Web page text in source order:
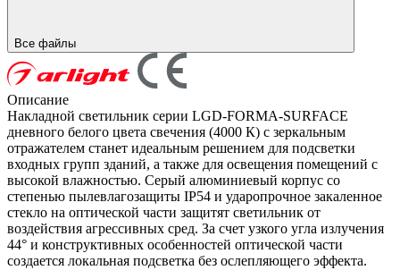
Все файлы
Описание
Накладной светильник серии LGD-FORMA-SURFACE
дневного белого цвета свечения (4000 К) с зеркальным
отражателем станет идеальным решением для подсветки
входных групп зданий, а также для освещения помещений с
высокой влажностью. Серый алюминиевый корпус со
степенью пылевлагозащиты IP54 и ударопрочное закаленное
стекло на оптической части защитят светильник от
воздействия агрессивных сред. За счет узкого угла излучения
44° и конструктивных особенностей оптической части
создается локальная подсветка без ослепляющего эффекта.